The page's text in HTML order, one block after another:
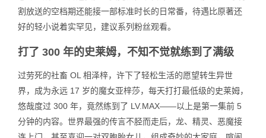
割放送的空档期还能接一部标准时长的日常番，待遇比原著还
好的轻小说着实罕见，建议系列粉丝观看。
打了 300 年的史莱姆，不知不觉就练到了满级
过劳死的社畜 OL 相泽梓，许下了轻松生活的愿望转生异世
界，成为永远 17 岁的魔女亚梓莎，每天打打最低级的史莱姆，
悠哉度过 300 年，竟然练到了 LV.MAX——以上是第一集前 5
分钟的内容。世界最强的传言不胫而走后，龙、精灵、恶魔接